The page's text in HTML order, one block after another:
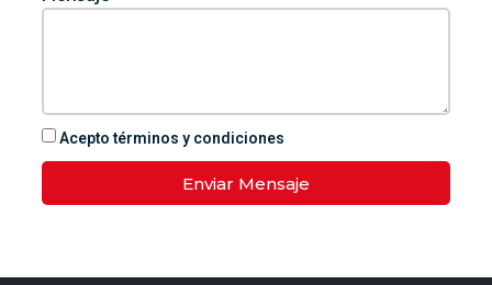
Acepto términos y condiciones
Enviar Mensaje